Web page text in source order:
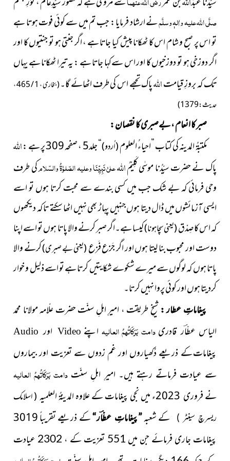
صلَّی اللہ علیہ واٰلہٖ وسلَّمنے ارشاد فرمایا : جب تم میں سے کوئی فوت ہوتا ہے
تو اس پر صبح و شام اس کا ٹھکانا پیش کیا جاتا ہے ، اگر جنتی ہو تو جنتیوں کا اور
اگر دوزخی ہو تو دوزخیوں کا اور اس سےکہا جاتا ہے : یہ تیرا ٹھکانا ہے یہاں
تک کہ بروزِ قیامتاللہپاک تجھے اس کی طرف اٹھائے گا۔
( بخاری ، 1 / 465 ،
حدیث : 1379 )
صبر کا انعام ، بےصبری کا نقصان :
مکتبۃُ المدینہ کی کتاب ”احیاءُ العلوم( اُردو )“ جلد5 ، صفحہ 309 پر ہے : اللہ
پاک نے حضرت سیِّدُنا موسٰی کَلِیْمُاللہعلیٰ نَبِیِّنَا وعلیہ الصّلوٰۃُ والسّلامکی طرف
وحی فرمائی کہ بے شک جب میں کسی بندے سے محبت کرتا ہوں تو اسے
ایسی آزمائشوں میں ڈال دیتا ہوں جنہیں پہاڑ بھی نہیں اٹھا سکتے تا کہ دیکھوں
کہ اس کا صِدْق( یعنی سچا ہونا )کیسا ہے۔اگر صبر کرنے والا پاتا ہوں تو اسے اپنا
دوست اور محبوب بنا لیتا ہوں اور اگر جَزع فَزع( یعنی بے صبری )کرنے والا
پاتا ہوں کہ لوگوں سے میرے شکوے شکایتیں کرتا ہے تو اسے ذلیل و خوار
کردیتا ہوں اور کوئی پروا نہیں کرتا۔
پیغاماتِ عطار :شیخِ طریقت ، امیرِ اہلِ سنّت حضرت علّامہ مولانا محمد
الیاس عطّاؔر قادری دامت بَرَکَاتُہمُ العالیہ اپنے Video اور Audio
پیغاماتکے ذریعے دُکھیاروں اور غم زدوں سے تعزیت اور بیماروں
سے عیادت فرماتے رہتے ہیں۔ امیرِ اہلِ سنّت دامت بَرَکَاتُہمُ العالیہ
نےفروری 2023ء میں نجی پیغامات کے علاوہ المدینۃُ العلمیہ( اسلامک
ریسرچ سینٹر ) کے شعبہ”پیغاماتِ عطّاؔر“کےذریعے تقریباً 3019
پیغامات جاری فرمائے جن میں 551 تعزیت کے ، 2302 عیادت